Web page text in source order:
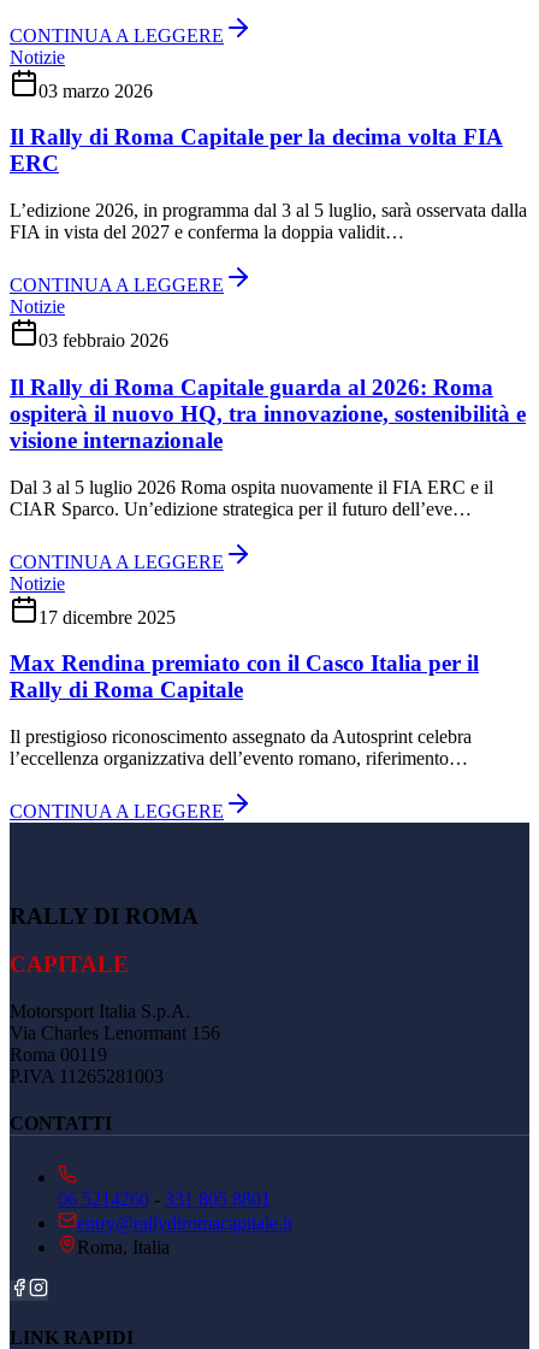
CONTINUA A LEGGERE
Notizie
03 marzo 2026
Il Rally di Roma Capitale per la decima volta FIA
ERC
L’edizione 2026, in programma dal 3 al 5 luglio, sarà osservata dalla
FIA in vista del 2027 e conferma la doppia validit…
CONTINUA A LEGGERE
Notizie
03 febbraio 2026
Il Rally di Roma Capitale guarda al 2026: Roma
ospiterà il nuovo HQ, tra innovazione, sostenibilità e
visione internazionale
Dal 3 al 5 luglio 2026 Roma ospita nuovamente il FIA ERC e il
CIAR Sparco. Un’edizione strategica per il futuro dell’eve…
CONTINUA A LEGGERE
Notizie
17 dicembre 2025
Max Rendina premiato con il Casco Italia per il
Rally di Roma Capitale
Il prestigioso riconoscimento assegnato da Autosprint celebra
l’eccellenza organizzativa dell’evento romano, riferimento…
CONTINUA A LEGGERE
RALLY DI ROMA
CAPITALE
Motorsport Italia S.p.A.
Via Charles Lenormant 156
Roma 00119
P.IVA 11265281003
CONTATTI
06 5214260 - 331 805 8801
entry@rallydiromacapitale.it
Roma, Italia
LINK RAPIDI